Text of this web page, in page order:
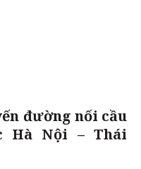
đường nối cầu
Hà Nội – Thái